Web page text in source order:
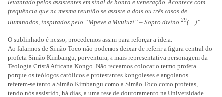
levantado pelos assistentes em sinal de honra e veneração. Acontece com
frequência que na mesma reunião se assiste a dois ou três casos de
iluminados, inspirados pelo “Mpeve a Mvuluzi” – Sopro divino. 29(…)”
O sublinhado é nosso, procedemos assim para reforçar a ideia.
Ao falarmos de Simão Toco não podemos deixar de referir a figura central do
profeta Simão Kimbangu, porventura, a mais representativa personagem da
Teologia Cristã Africana Kongo. Não receamos colocar o termo profeta
porque os teólogos católicos e protestantes kongoleses e angolanos
referem‑se tanto a Simão Kimbangu como a Simão Toco como profetas,
tendo nós assistido, há dias, a uma tese de doutoramento na Universidade